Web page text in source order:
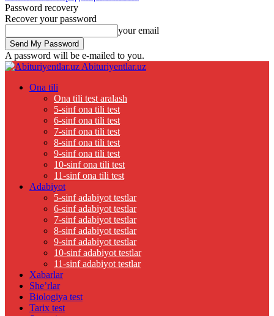
Password recovery
Recover your password
your email
A password will be e-mailed to you.
Abituriyentlar.uz
Ona tili
Ona tili test aralash
5-sinf ona tili test
6-sinf ona tili test
7-sinf ona tili test
8-sinf ona tili test
9-sinf ona tili test
10-sinf ona tili test
11-sinf ona tili test
Adabiyot
5-sinf adabiyot testlar
6-sinf adabiyot testlar
7-sinf adabiyot testlar
8-sinf adabiyot testlar
9-sinf adabiyot testlar
10-sinf adabiyot testlar
11-sinf adabiyot testlar
Xabarlar
She’rlar
Biologiya test
Tarix test